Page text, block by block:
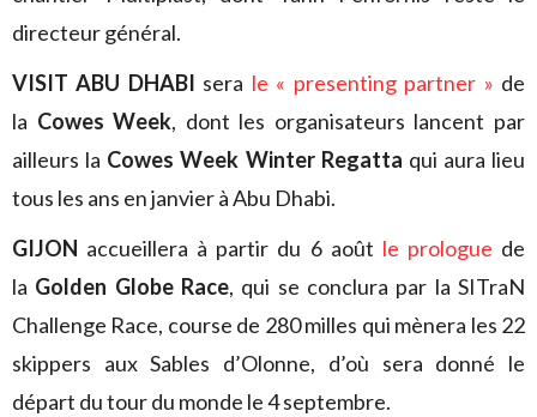
directeur général.
VISIT ABU DHABI sera le « presenting partner » de
la Cowes Week, dont les organisateurs lancent par
ailleurs la Cowes Week Winter Regatta qui aura lieu
tous les ans en janvier à Abu Dhabi.
GIJON accueillera à partir du 6 août le prologue de
la Golden Globe Race, qui se conclura par la SITraN
Challenge Race, course de 280 milles qui mènera les 22
skippers aux Sables d’Olonne, d’où sera donné le
départ du tour du monde le 4 septembre.